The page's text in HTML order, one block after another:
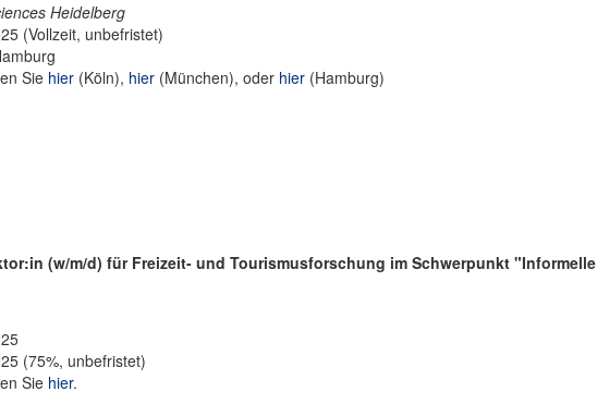
Heidelberg
(Vollzeit, unbefristet)
Sie hier (Köln), hier (München), oder hier (Hamburg)
(w/m/d) für Freizeit- und Tourismusforschung im Schwerpunkt "Informelle
(75%, unbefristet)
Sie hier.